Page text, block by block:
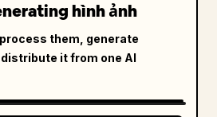
hình ảnh
them, generate
it from one AI